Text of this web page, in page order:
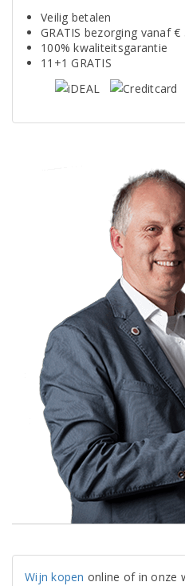
Veilig betalen
GRATIS bezorging vanaf €
100% kwaliteitsgarantie
11+1 GRATIS
Wijn kopen online of in onze